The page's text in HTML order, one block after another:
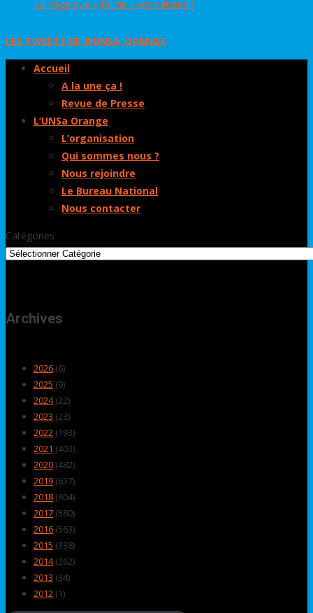
La Page que « J’aime » (en national)
LES TWEETS DE @UNSA_ORANGE
Accueil
A la une ça !
Revue de Presse
L’UNSa Orange
L’organisation
Qui sommes nous ?
Nous rejoindre
Le Bureau National
Nous contacter
Catégories
Archives
2026 (6)
2025 (9)
2024(22)
2023 (23)
2022 (193)
2021 (403)
2020 (482)
2019 (637)
2018 (604)
2017 (580)
2016 (563)
2015 (338)
2014(262)
2013 (34)
2012 (1)